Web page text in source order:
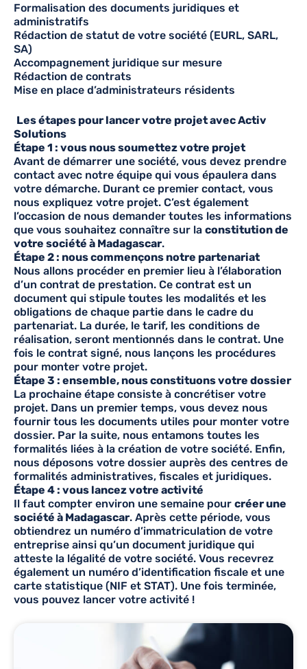
Formalisation des documents juridiques et
administratifs
Rédaction de statut de votre société (EURL, SARL,
SA)
Accompagnement juridique sur mesure
Rédaction de contrats
Mise en place d’administrateurs résidents
Les étapes pour lancer votre projet avec Activ
Solutions
Étape 1 : vous nous soumettez votre projet
Avant de démarrer une société, vous devez prendre
contact avec notre équipe qui vous épaulera dans
votre démarche. Durant ce premier contact, vous
nous expliquez votre projet. C’est également
l’occasion de nous demander toutes les informations
que vous souhaitez connaître sur la constitution de
votre société à Madagascar.
Étape 2 : nous commençons notre partenariat
Nous allons procéder en premier lieu à l’élaboration
d’un contrat de prestation. Ce contrat est un
document qui stipule toutes les modalités et les
obligations de chaque partie dans le cadre du
partenariat. La durée, le tarif, les conditions de
réalisation, seront mentionnés dans le contrat. Une
fois le contrat signé, nous lançons les procédures
pour monter votre projet.
Étape 3 : ensemble, nous constituons votre dossier
La prochaine étape consiste à concrétiser votre
projet. Dans un premier temps, vous devez nous
fournir tous les documents utiles pour monter votre
dossier. Par la suite, nous entamons toutes les
formalités liées à la création de votre société. Enfin,
nous déposons votre dossier auprès des centres de
formalités administratives, fiscales et juridiques.
Étape 4 : vous lancez votre activité
Il faut compter environ une semaine pour créer une
société à Madagascar. Après cette période, vous
obtiendrez un numéro d’immatriculation de votre
entreprise ainsi qu’un document juridique qui
atteste la légalité de votre société. Vous recevrez
également un numéro d’identification fiscale et une
carte statistique (NIF et STAT). Une fois terminée,
vous pouvez lancer votre activité !